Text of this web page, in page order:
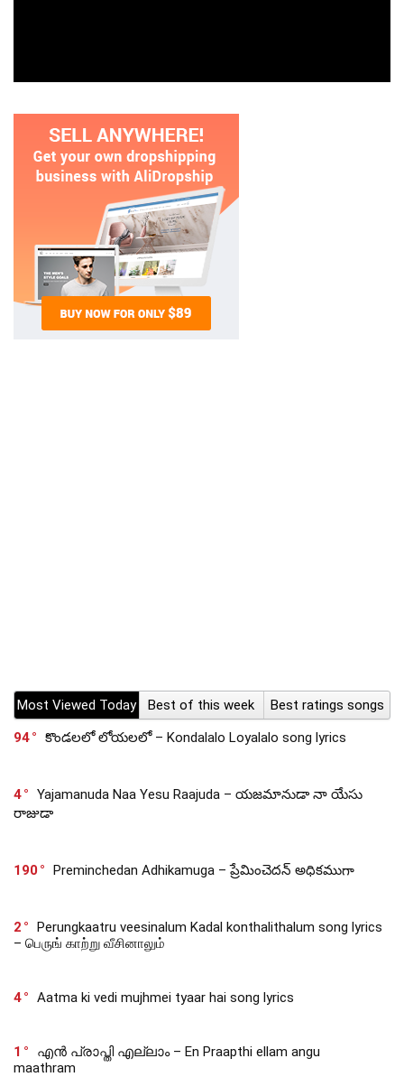
Most Viewed Today Best of this week
Best ratings songs
94
కొండలలో లోయలలో – Kondalalo Loyalalo song lyrics
4
Yajamanuda Naa Yesu Raajuda – యజమానుడా నా యేసు
రాజుడా
190 Preminchedan Adhikamuga – ప్రేమించెదన్ అధికముగా
2
Perungkaatru veesinalum Kadal konthalithalum song lyrics
– பெருங் காற்று வீசினாலும்
4 Aatma ki vedi mujhmei tyaar hai song lyrics
1
എൻ പ്രാപ്തി എല്ലാം – En Praapthi ellam angu
maathram